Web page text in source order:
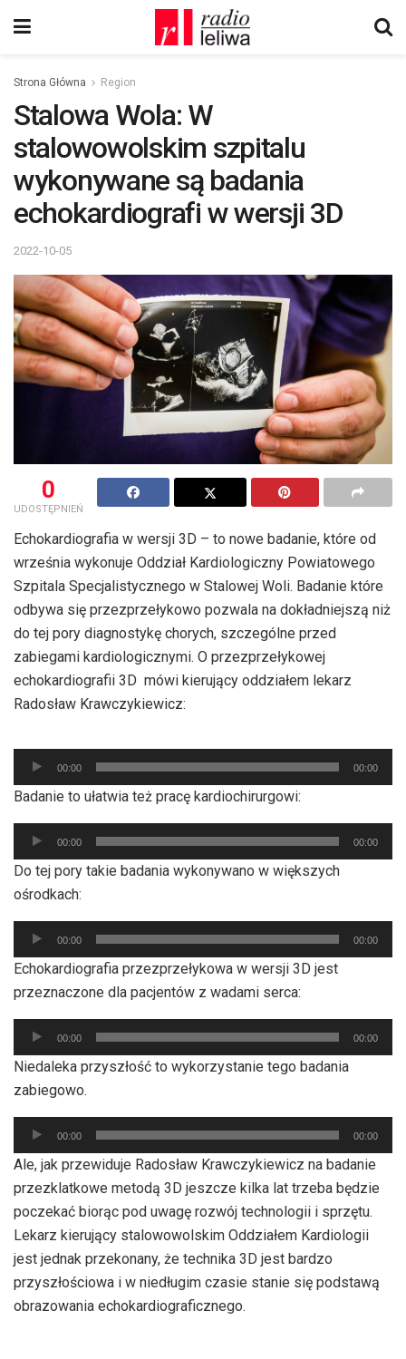
Strona Główna Region
Stalowa Wola: W
stalowowolskim szpitalu
wykonywane są badania
echokardiografi w wersji 3D
2022-10-05
0
UDOSTĘPNIEŃ
Echokardiografia w wersji 3D – to nowe badanie, które od
września wykonuje Oddział Kardiologiczny Powiatowego
Szpitala Specjalistycznego w Stalowej Woli. Badanie które
odbywa się przezprzełykowo pozwala na dokładniejszą niż
do tej pory diagnostykę chorych, szczególne przed
zabiegami kardiologicznymi. O przezprzełykowej
echokardiografii 3D mówi kierujący oddziałem lekarz
Radosław Krawczykiewicz:
Odtwarzacz
plików
dźwiękowych
00:00 00:00
Badanie to ułatwia też pracę kardiochirurgowi:
Odtwarzacz
plików
dźwiękowych
00:00 00:00
Do tej pory takie badania wykonywano w większych
ośrodkach:
Odtwarzacz
plików
dźwiękowych
00:00 00:00
Echokardiografia przezprzełykowa w wersji 3D jest
przeznaczone dla pacjentów z wadami serca:
Odtwarzacz
plików
dźwiękowych
00:00 00:00
Niedaleka przyszłość to wykorzystanie tego badania
zabiegowo.
Odtwarzacz
plików
dźwiękowych
00:00 00:00
Ale, jak przewiduje Radosław Krawczykiewicz na badanie
przezklatkowe metodą 3D jeszcze kilka lat trzeba będzie
poczekać biorąc pod uwagę rozwój technologii i sprzętu.
Lekarz kierujący stalowowolskim Oddziałem Kardiologii
jest jednak przekonany, że technika 3D jest bardzo
przyszłościowa i w niedługim czasie stanie się podstawą
obrazowania echokardiograficznego.